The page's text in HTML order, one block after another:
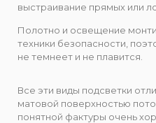
выстраивание прямых или
Полотно и освещение
техники безопасности,
не темнеет и не плавится.
Все эти виды подсветки
матовой поверхностью
понятной фактуры очень